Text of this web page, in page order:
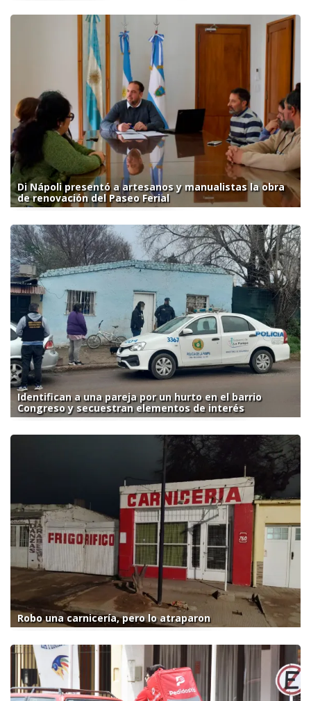
Di Nápoli presentó a artesanos y manualistas la obra
de renovación del Paseo Ferial
Identifican a una pareja por un hurto en el barrio
Congreso y secuestran elementos de interés
Robo una carnicería, pero lo atraparon